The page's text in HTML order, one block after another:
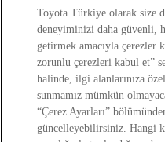
Çerez Politikası
Kişisel Verilerin Korunması
Kişisel Veri Paylaşımı ve İletişim İzni
Bilgi Toplumu Hizmetleri
(Opens in new
TAKATA Hava Yastığı Geri Çağırma
Yakıt Ekonomisi ve CO2 Emisyonu
Kalite Standartları
Web Erişilebilirlik Beyanı
Toyota Türkiye olarak size
deneyiminizi daha güvenli,
getirmek amacıyla çerezler
zorunlu çerezleri kabul et”
halinde, ilgi alanlarınıza
sunmamız mümkün
“Çerez Ayarları”
güncelleyebilirsiniz. Hangi